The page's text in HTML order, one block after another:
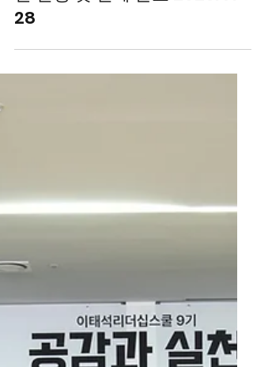
일 선정·첫 번째 발표 2026. 7.
28